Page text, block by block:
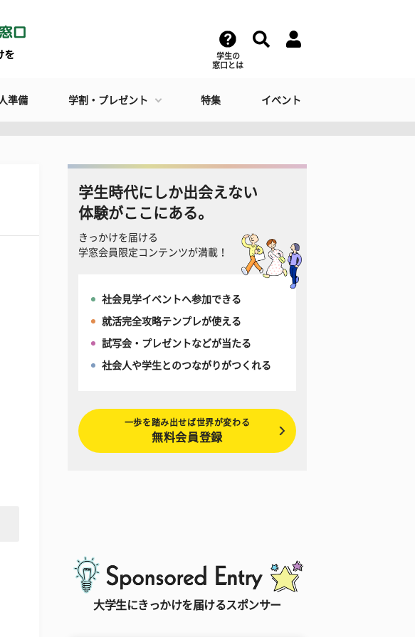
学生の
窓口とは
準備 学割・プレゼント 特集 イベント
学生時代にしか出会えない
体験がここにある。
きっかけを届ける
学窓会員限定コンテンツが満載！
社会見学イベントへ参加できる
就活完全攻略テンプレが使える
試写会・プレゼントなどが当たる
社会人や学生とのつながりがつくれる
一歩を踏み出せば世界が変わる
無料会員登録
大学生にきっかけを届けるスポンサー